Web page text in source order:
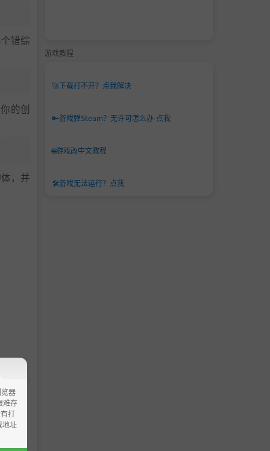
错综
的创
，并
游戏教程
🚀下载打不开？点我解决
🔑游戏弹Steam？无许可怎么办-点我
🌐游戏改中文教程
🛠️游戏无法运行？点我
器
难存
打
地址